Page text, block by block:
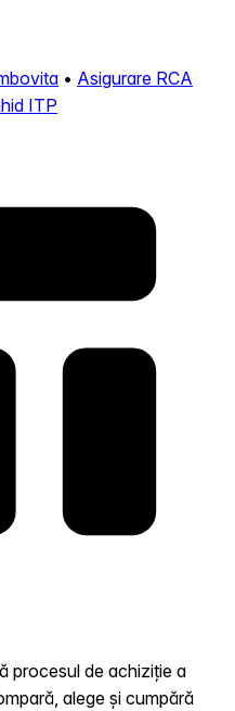
• Asigurare RCA
ITP
procesul de achiziție a
alege și cumpără